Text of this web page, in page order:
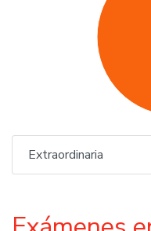
Extraordinaria